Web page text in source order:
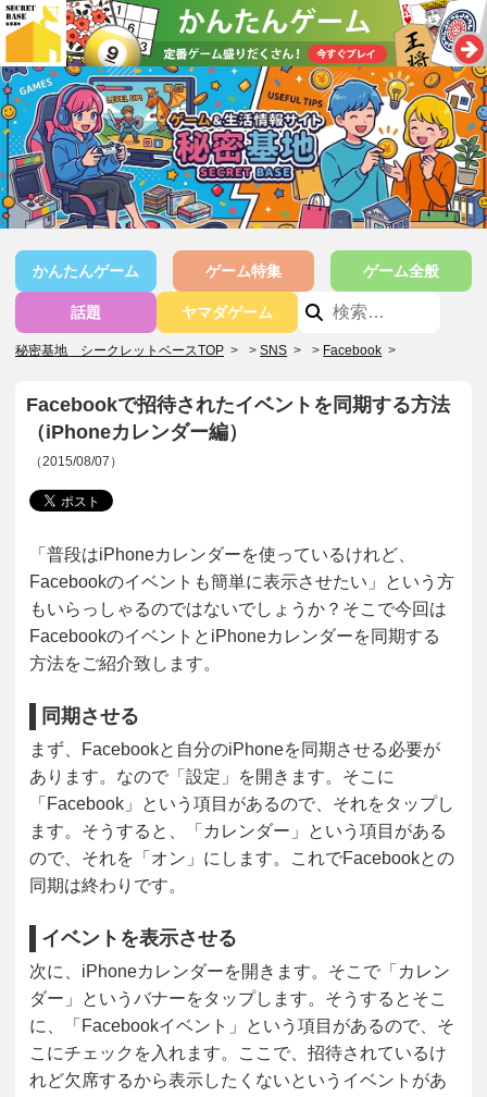
かんたんゲーム ゲーム特集 ゲーム全般
話題 ヤマダゲーム
秘密基地 シークレットベースTOP > SNS > Facebook >
Facebookで招待されたイベントを同期する方法
（iPhoneカレンダー編）
（2015/08/07）
「普段はiPhoneカレンダーを使っているけれど、
Facebookのイベントも簡単に表示させたい」という方
もいらっしゃるのではないでしょうか？そこで今回は
FacebookのイベントとiPhoneカレンダーを同期する
方法をご紹介致します。
同期させる
まず、Facebookと自分のiPhoneを同期させる必要が
あります。なので「設定」を開きます。そこに
「Facebook」という項目があるので、それをタップし
ます。そうすると、「カレンダー」という項目がある
ので、それを「オン」にします。これでFacebookとの
同期は終わりです。
イベントを表示させる
次に、iPhoneカレンダーを開きます。そこで「カレン
ダー」というバナーをタップします。そうするとそこ
に、「Facebookイベント」という項目があるので、そ
こにチェックを入れます。ここで、招待されているけ
れど欠席するから表示したくないというイベントがあ